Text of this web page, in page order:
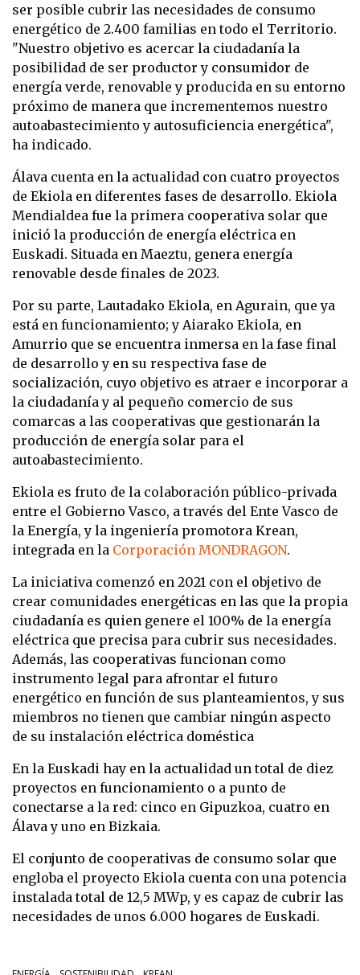
ser posible cubrir las necesidades de consumo
energético de 2.400 familias en todo el Territorio.
"Nuestro objetivo es acercar la ciudadanía la
posibilidad de ser productor y consumidor de
energía verde, renovable y producida en su entorno
próximo de manera que incrementemos nuestro
autoabastecimiento y autosuficiencia energética",
ha indicado.
Álava cuenta en la actualidad con cuatro proyectos
de Ekiola en diferentes fases de desarrollo. Ekiola
Mendialdea fue la primera cooperativa solar que
inició la producción de energía eléctrica en
Euskadi. Situada en Maeztu, genera energía
renovable desde finales de 2023.
Por su parte, Lautadako Ekiola, en Agurain, que ya
está en funcionamiento; y Aiarako Ekiola, en
Amurrio que se encuentra inmersa en la fase final
de desarrollo y en su respectiva fase de
socialización, cuyo objetivo es atraer e incorporar a
la ciudadanía y al pequeño comercio de sus
comarcas a las cooperativas que gestionarán la
producción de energía solar para el
autoabastecimiento.
Ekiola es fruto de la colaboración público-privada
entre el Gobierno Vasco, a través del Ente Vasco de
la Energía, y la ingeniería promotora Krean,
integrada en la Corporación MONDRAGON.
La iniciativa comenzó en 2021 con el objetivo de
crear comunidades energéticas en las que la propia
ciudadanía es quien genere el 100% de la energía
eléctrica que precisa para cubrir sus necesidades.
Además, las cooperativas funcionan como
instrumento legal para afrontar el futuro
energético en función de sus planteamientos, y sus
miembros no tienen que cambiar ningún aspecto
de su instalación eléctrica doméstica
En la Euskadi hay en la actualidad un total de diez
proyectos en funcionamiento o a punto de
conectarse a la red: cinco en Gipuzkoa, cuatro en
Álava y uno en Bizkaia.
El conjunto de cooperativas de consumo solar que
engloba el proyecto Ekiola cuenta con una potencia
instalada total de 12,5 MWp, y es capaz de cubrir las
necesidades de unos 6.000 hogares de Euskadi.